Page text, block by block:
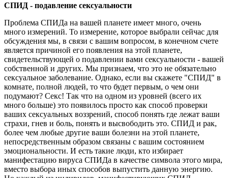
СПИД - подавление сексуальности
Проблема СПИДа на вашей планете имеет много, очень
много измерений. То измерение, которое выбрали сейчас для
обсуждения мы, в связи с вашим вопросом, в конечном счете
является причиной его появления на этой планете,
свидетельствующей о подавлении вами сексуальности - вашей
собственной и других. Мы признаем, что это не обязательно
сексуальное заболевание. Однако, если вы скажете "СПИД" в
комнате, полной людей, то что будет первым, о чем они
подумают? Секс! Так что на одном из уровней (всего их
много больше) это появилось просто как способ проверки
ваших сексуальных воззрений, способ понять где лежат ваши
страхи, гнев и боль, понять и высвободить это. СПИД и рак,
более чем любые другие ваши болезни на этой планете,
непосредственным образом связаны с вашим состоянием
эмоциональности. И есть такие люди, кто избирает
манифестацию вируса СПИДа в качестве символа этого мира,
вместо выбора иных способов выпустить данную энергию.